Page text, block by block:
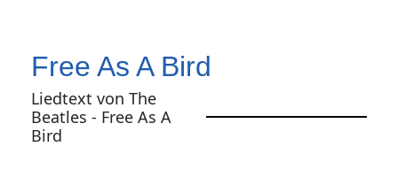
Free As A Bird
Liedtext von The
Beatles - Free As A
Bird